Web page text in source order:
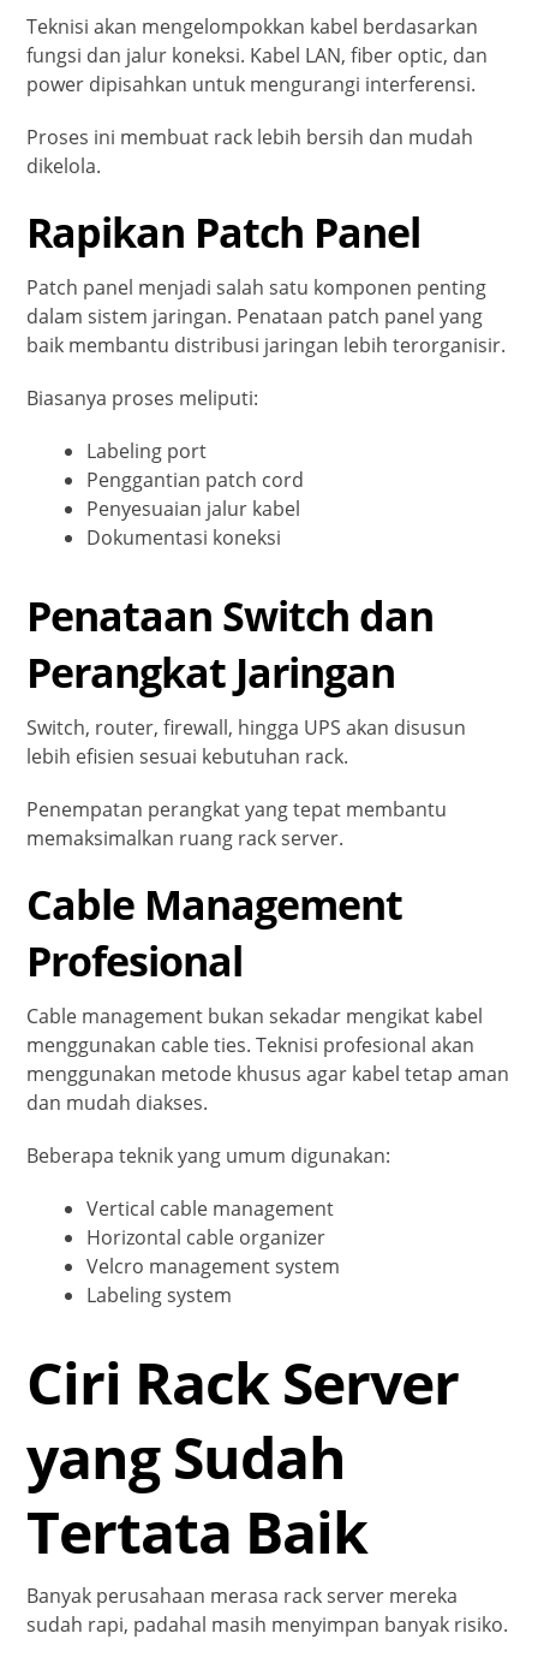
Teknisi akan mengelompokkan kabel berdasarkan
fungsi dan jalur koneksi. Kabel LAN, fiber optic, dan
power dipisahkan untuk mengurangi interferensi.
Proses ini membuat rack lebih bersih dan mudah
dikelola.
Rapikan Patch Panel
Patch panel menjadi salah satu komponen penting
dalam sistem jaringan. Penataan patch panel yang
baik membantu distribusi jaringan lebih terorganisir.
Biasanya proses meliputi:
Labeling port
Penggantian patch cord
Penyesuaian jalur kabel
Dokumentasi koneksi
Penataan Switch dan
Perangkat Jaringan
Switch, router, firewall, hingga UPS akan disusun
lebih efisien sesuai kebutuhan rack.
Penempatan perangkat yang tepat membantu
memaksimalkan ruang rack server.
Cable Management
Profesional
Cable management bukan sekadar mengikat kabel
menggunakan cable ties. Teknisi profesional akan
menggunakan metode khusus agar kabel tetap aman
dan mudah diakses.
Beberapa teknik yang umum digunakan:
Vertical cable management
Horizontal cable organizer
Velcro management system
Labeling system
Ciri Rack Server
yang Sudah
Tertata Baik
Banyak perusahaan merasa rack server mereka
sudah rapi, padahal masih menyimpan banyak risiko.